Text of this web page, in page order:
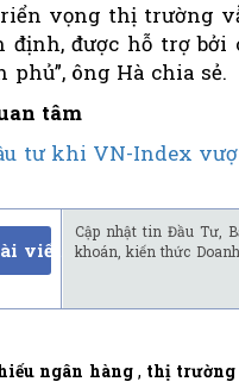
vọng thị trường
định, được hỗ trợ
phủ”, ông Hà chia sẻ.
tâm
tư khi VN-Index
viết
Cập nhật tin Đầu Tư,
khoán, kiến thức
ngân hàng, thị trường